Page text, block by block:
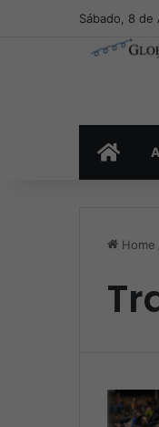
Sábado, 8
INICIO
Home